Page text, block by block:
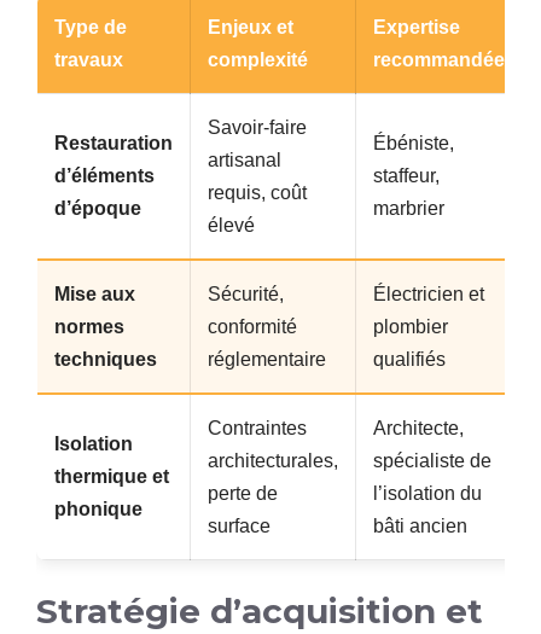
Type de
travaux
Enjeux et
complexité
Expertise
recommandée
Restauration
d’éléments
d’époque
Savoir-faire
artisanal
requis, coût
élevé
Ébéniste,
staffeur,
marbrier
Mise aux
normes
techniques
Sécurité,
conformité
réglementaire
Électricien et
plombier
qualifiés
Isolation
thermique et
phonique
Contraintes
architecturales,
perte de
surface
Architecte,
spécialiste de
l’isolation du
bâti ancien
Stratégie d’acquisition et